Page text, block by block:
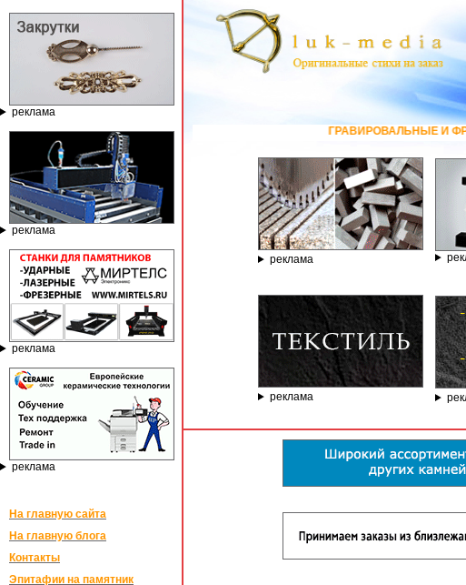
реклама
реклама
реклама
реклама
На главную сайта
На главную блога
Контакты
Эпитафии на памятник
ГРАВИРОВАЛЬНЫЕ И ФРЕЗЕРНЫЕ СТАНКИ ПО
реклама
реклама